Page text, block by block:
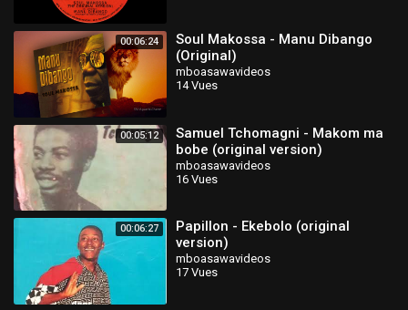
00:06:24
Soul Makossa - Manu Dibango
(Original)
mboasawavideos
14 Vues
00:05:12
Samuel Tchomagni - Makom ma
bobe (original version)
mboasawavideos
16 Vues
00:06:27
Papillon - Ekebolo (original
version)
mboasawavideos
17 Vues